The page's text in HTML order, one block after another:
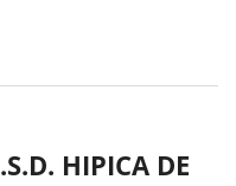
HIPICA DE